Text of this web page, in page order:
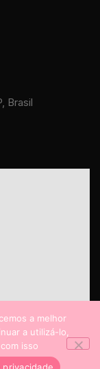
Brasil
a melhor
a utilizá-lo,
isso